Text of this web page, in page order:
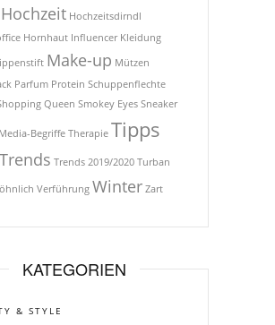
Hochzeit Hochzeitsdirndl
Hornhaut Influencer Kleidung
Make-up Mützen
Parfum Protein Schuppenflechte
Queen Smokey Eyes Sneaker
Begriffe Therapie Tipps
Trends Trends 2019/2020 Turban
Verführung Winter Zart
KATEGORIEN
& STYLE